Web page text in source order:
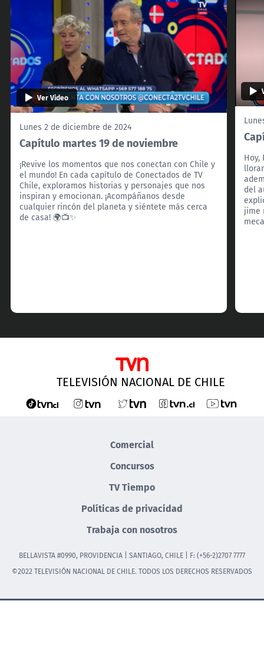
Ver Video
Lunes 2 de diciembre de 2024
Capítulo martes 19 de noviembre
¡Revive los momentos que nos conectan con Chile y
el mundo! En cada capítulo de Conectados de TV
Chile, exploramos historias y personajes que nos
inspiran y emocionan. ¡Acompáñanos desde
cualquier rincón del planeta y siéntete más cerca
de casa! 🌍📺✨
Hoy,
del
jime
TELEVISIÓN NACIONAL DE CHILE
Comercial
Concursos
TV Tiempo
Políticas de privacidad
Trabaja con nosotros
BELLAVISTA #0990, PROVIDENCIA | SANTIAGO, CHILE | F: (+56-2)2707 7777
©2022 TELEVISIÓN NACIONAL DE CHILE. TODOS LOS DERECHOS RESERVADOS